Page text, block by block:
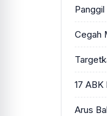
Cegah
17
Arus